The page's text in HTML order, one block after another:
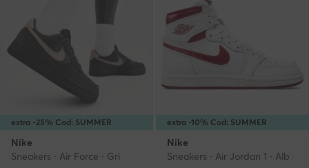
extra -25% Cod: SUMMER
Nike
Sneakers · Air Force · Gri
extra -10% Cod: SUMMER
Nike
Sneakers · Air Jordan 1 · Alb